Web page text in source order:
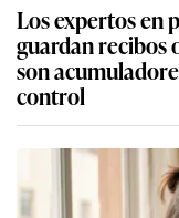
Los expertos en
guardan recibos
son
control